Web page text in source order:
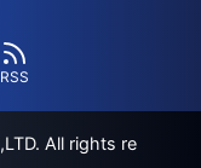
RSS
All rights re